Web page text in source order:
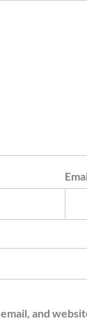
email, and